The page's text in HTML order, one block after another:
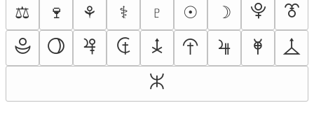
⚖
🍷 ⚘ ⚕ ♇ ☉ ☽ ⯓
⯔
⯕
⯖ ⯠ ⯡ ⯢ ⯣ ⯤ ⯥
⯦
⯧